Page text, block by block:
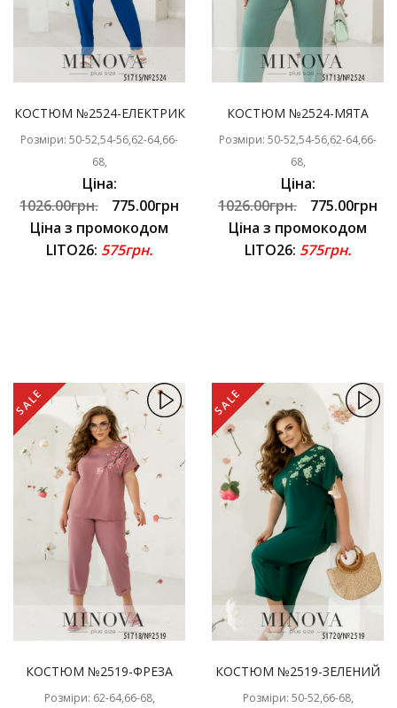
КОСТЮМ №2524-ЕЛЕКТРИК
Розміри: 50-52,54-56,62-64,66-
68,
Ціна:
1026.00грн.
775.00грн
Ціна з промокодом
LITO26: 575грн.
КОСТЮМ №2524-МЯТА
Розміри: 50-52,54-56,62-64,66-
68,
Ціна:
1026.00грн.
775.00грн
Ціна з промокодом
LITO26: 575грн.
SALE
КОСТЮМ №2519-ФРЕЗА
Розміри: 62-64,66-68,
SALE
КОСТЮМ №2519-ЗЕЛЕНИЙ
Розміри: 50-52,66-68,